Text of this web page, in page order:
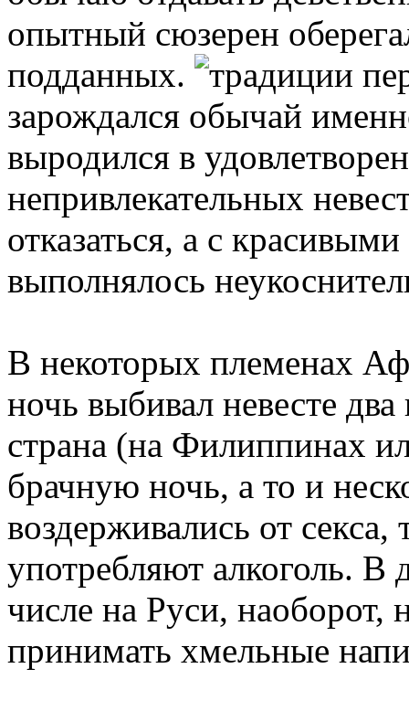
опытный сюзерен
подданных.
зарождался обычай
выродился в
непривлекательных
отказаться, а с
выполнялось
В некоторых племенах
ночь выбивал невесте
страна (на Филиппинах
брачную ночь, а то и
воздерживались от
употребляют алкоголь. В
числе на Руси, наоборот,
принимать хмельные